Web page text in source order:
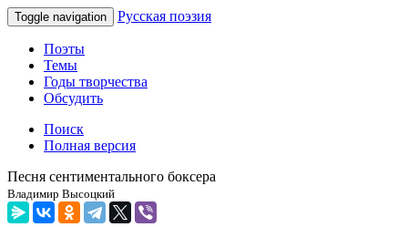
Toggle navigation Русская поэзия
Поэты
Темы
Годы творчества
Обсудить
Поиск
Полная версия
Песня сентиментального боксера
Владимир Высоцкий